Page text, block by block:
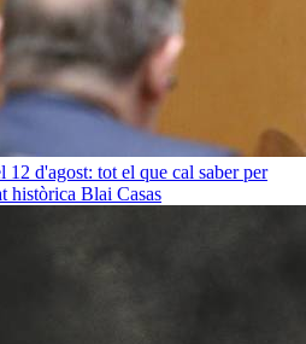
12 d'agost: tot el que cal saber per
històrica Blai Casas